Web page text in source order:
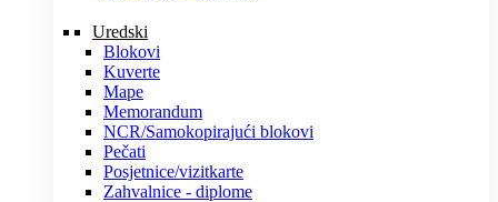
Uredski
Blokovi
Kuverte
Mape
Memorandum
NCR/Samokopirajući blokovi
Pečati
Posjetnice/vizitkarte
Zahvalnice - diplome